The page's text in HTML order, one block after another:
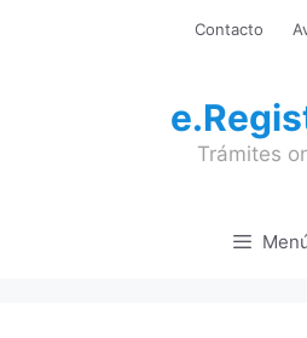
Contacto
Trámites